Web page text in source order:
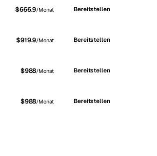
$666.9/Monat Bereitstellen
$919.9/Monat Bereitstellen
$988/Monat Bereitstellen
$988/Monat Bereitstellen